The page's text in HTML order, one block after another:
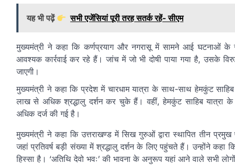
यह भी पढ़ें सभी एजेंसियां पूरी तरह सतर्क रहें- सीएम
मुख्यमंत्री ने कहा कि कर्णप्रयाग और नगरासू में सामने आई घटनाओं के
आवश्यक कार्रवाई कर रहे हैं। जांच में जो भी दोषी पाया गया है, उसके
जाएगी।
मुख्यमंत्री ने कहा कि प्रदेश में चारधाम यात्रा के साथ-साथ हेमकुंट
लाख से अधिक श्रद्धालु दर्शन कर चुके हैं। वहीं, हेमकुंट साहिब यात्रा
अधिक दर्ज की गई है।
मुख्यमंत्री ने कहा कि उत्तराखण्ड में सिख गुरुओं द्वारा स्थापित तीन
जहां प्रतिवर्ष बड़ी संख्या में श्रद्धालु दर्शन के लिए पहुंचते हैं। उन्होंने
हिस्सा है। ‘अतिथि देवो भवः’ की भावना के अनुरूप यहां आने वाले सभी